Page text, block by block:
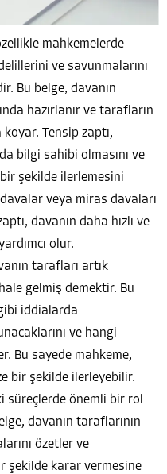
mahkemelerde
ve savunmalarını
Bu belge, davanın
hazırlanır ve tarafların
Tensip zaptı,
bilgi sahibi olmasını ve
şekilde ilerlemesini
veya miras davaları
davanın daha hızlı ve
olur.
tarafları artık
gelmiş demektir. Bu
iddialarda
ve hangi
Bu sayede mahkeme,
bir şekilde ilerleyebilir.
süreçlerde önemli bir rol
davanın taraflarının
özetler ve
şekilde karar vermesine